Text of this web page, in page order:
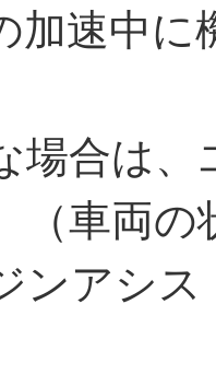
加速中
場合は、
（車両
ンアシ